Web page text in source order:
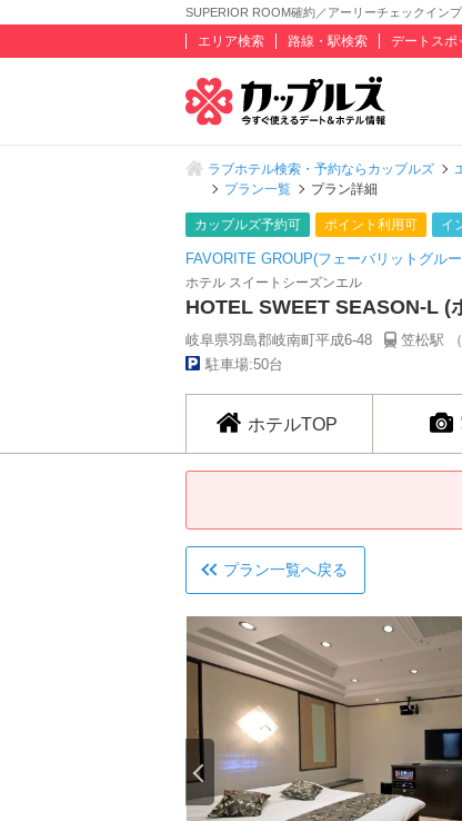
SUPERIOR ROOM確約／アーリーチェックイン
エリア検索 路線・駅検索 デートスポ
ラブホテル検索・予約ならカップルズ
プラン一覧
プラン詳細
カップルズ予約可 ポイント利用可 イ
FAVORITE GROUP(フェーバリットグル
ホテル スイートシーズンエル
HOTEL SWEET SEASON-L (
岐阜県羽島郡岐南町平成6-48 笠松駅 （
駐車場:50台
ホテルTOP
プラン一覧へ戻る